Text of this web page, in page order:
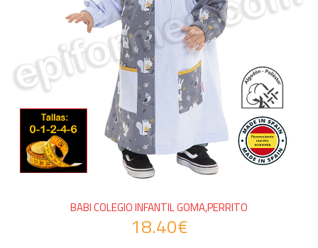
BABI COLEGIO INFANTIL GOMA,PERRITO
18.40€